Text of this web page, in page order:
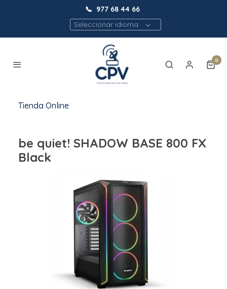
📞 977 68 44 66
Seleccionar idioma
0
Tienda Online
be quiet! SHADOW BASE 800 FX
Black